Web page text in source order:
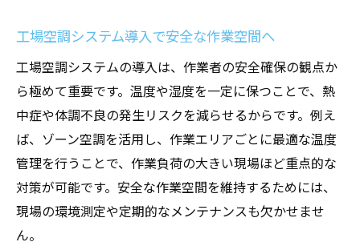
確保
生産性アップのための空調・換気設備の最
新トレンド
熱中症対策なら工場の空調改善が鍵
工場空調改善で現場の熱中症リスクを最小
化
冷暖房工事と換気設備を組み合わせた効果
的対策
工場空調システム導入で安全な作業空間へ
工場空調システムの導入は、作業者の安全確保の観点か
ら極めて重要です。温度や湿度を一定に保つことで、熱
中症や体調不良の発生リスクを減らせるからです。例え
ば、ゾーン空調を活用し、作業エリアごとに最適な温度
管理を行うことで、作業負荷の大きい現場ほど重点的な
対策が可能です。安全な作業空間を維持するためには、
現場の環境測定や定期的なメンテナンスも欠かせませ
ん。